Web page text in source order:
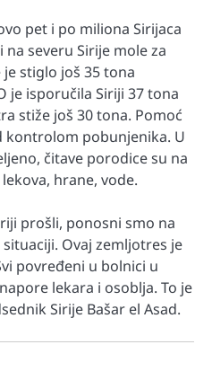
pet i po miliona Sirijaca
severu Sirije mole za
stiglo još 35 tona
je isporučila Siriji 37 tona
stiže još 30 tona. Pomoć
pobunjenika. U
čitave porodice su na
hrane, vode.
prošli, ponosni smo na
Ovaj zemljotres je
povređeni u bolnici u
lekara i osoblja. To je
Sirije Bašar el Asad.